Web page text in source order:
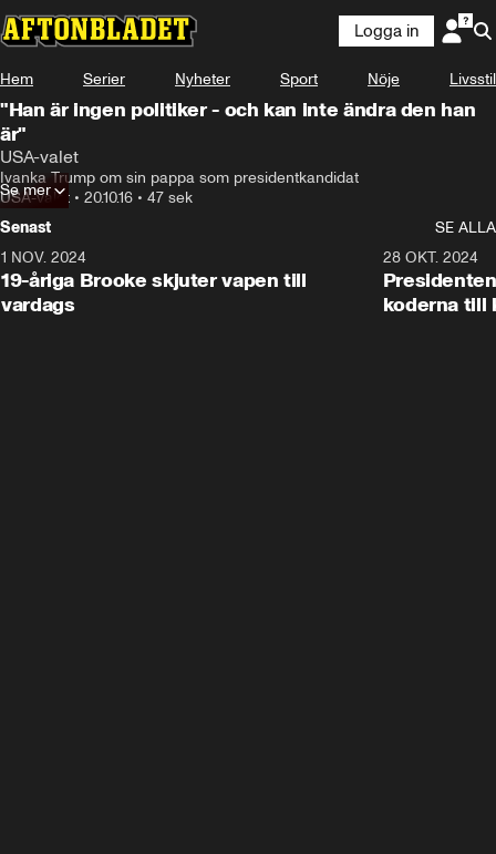
Logga in
Hem Serier Nyheter Sport Nöje Livsstil
"Han är ingen politiker - och kan inte ändra den han
är"
USA-valet
Ivanka Trump om sin pappa som presidentkandidat
USA-valet • 20.10.16 • 47 sek
Se mer
Senast
SE ALLA
1 NOV. 2024
19-åriga Brooke skjuter vapen till
vardags
28 OKT. 2024
koderna till